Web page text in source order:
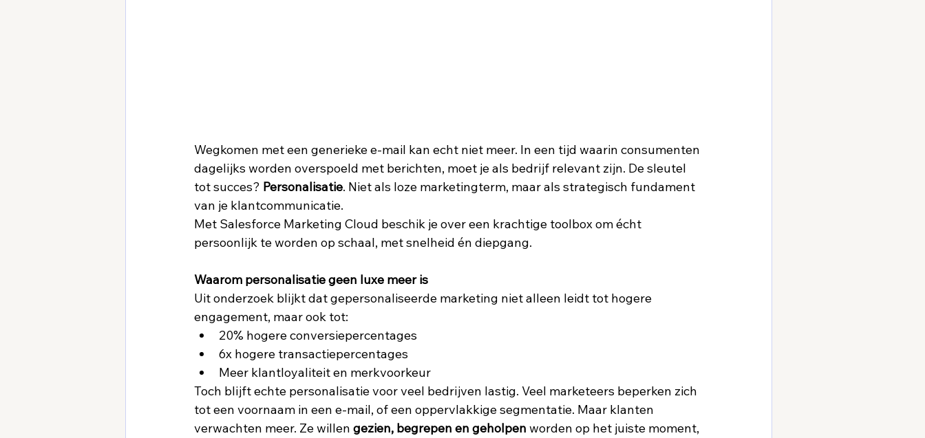
Wegkomen met een generieke e-mail kan echt niet meer. In een tijd waarin consumenten
dagelijks worden overspoeld met berichten, moet je als bedrijf relevant zijn. De sleutel
tot succes? Personalisatie. Niet als loze marketingterm, maar als strategisch fundament
van je klantcommunicatie.
Met Salesforce Marketing Cloud beschik je over een krachtige toolbox om écht
persoonlijk te worden op schaal, met snelheid én diepgang.
Waarom personalisatie geen luxe meer is
Uit onderzoek blijkt dat gepersonaliseerde marketing niet alleen leidt tot hogere
engagement, maar ook tot:
20% hogere conversiepercentages
6x hogere transactiepercentages
Meer klantloyaliteit en merkvoorkeur
Toch blijft echte personalisatie voor veel bedrijven lastig. Veel marketeers beperken zich
tot een voornaam in een e-mail, of een oppervlakkige segmentatie. Maar klanten
verwachten meer. Ze willen gezien, begrepen en geholpen worden op het juiste moment,